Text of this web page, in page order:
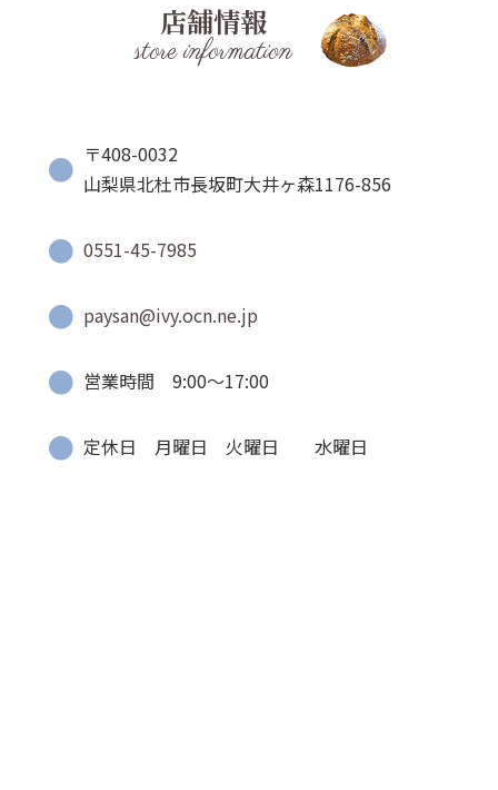
店舗情報
store information
〒408-0032
山梨県北杜市長坂町大井ヶ森1176-856
0551-45-7985
paysan@ivy.ocn.ne.jp
営業時間 9:00〜17:00
定休日 月曜日 火曜日 水曜日